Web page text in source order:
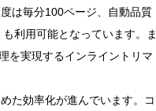
は毎分100ページ、自動品質
利用可能となっています。ま
を実現するインライントリマ
た効率化が進んでいます。コ